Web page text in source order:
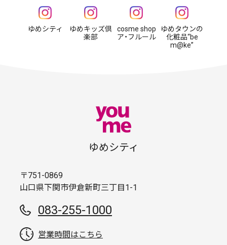
ゆめシティ
ゆめキッズ倶
楽部
cosme shop
ア・フルール
ゆめタウンの
化粧品“be
m@ke”
ゆめシティ
〒751-0869
山口県下関市伊倉新町三丁目1-1
083-255-1000
営業時間はこちら